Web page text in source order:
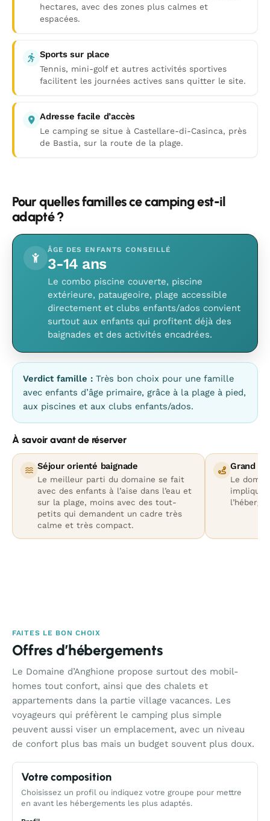
hectares, avec des zones plus calmes et
espacées.
Sports sur place
Tennis, mini-golf et autres activités sportives
facilitent les journées actives sans quitter le site.
Adresse facile d’accès
Le camping se situe à Castellare-di-Casinca, près
de Bastia, sur la route de la plage.
Pour quelles familles ce camping est-il
adapté ?
ÂGE DES ENFANTS CONSEILLÉ
3-14 ans
Le combo piscine couverte, piscine
extérieure, pataugeoire, plage accessible
directement et clubs enfants/ados convient
surtout aux enfants qui profitent déjà des
baignades et des activités encadrées.
Verdict famille : Très bon choix pour une famille
avec enfants d’âge primaire, grâce à la plage à pied,
aux piscines et aux clubs enfants/ados.
À savoir avant de réserver
Séjour orienté baignade
Le meilleur parti du domaine se fait
avec des enfants à l’aise dans l’eau et
sur la plage, moins avec des tout-
petits qui demandent un cadre très
calme et très compact.
Grand
Le
FAITES LE BON CHOIX
Offres d’hébergements
Le Domaine d’Anghione propose surtout des mobil-
homes tout confort, ainsi que des chalets et
appartements dans la partie village vacances. Les
voyageurs qui préfèrent le camping plus simple
peuvent aussi viser un emplacement, avec un niveau
de confort plus bas mais un budget souvent plus doux.
Votre composition
Choisissez un profil ou indiquez votre groupe pour mettre
en avant les hébergements les plus adaptés.